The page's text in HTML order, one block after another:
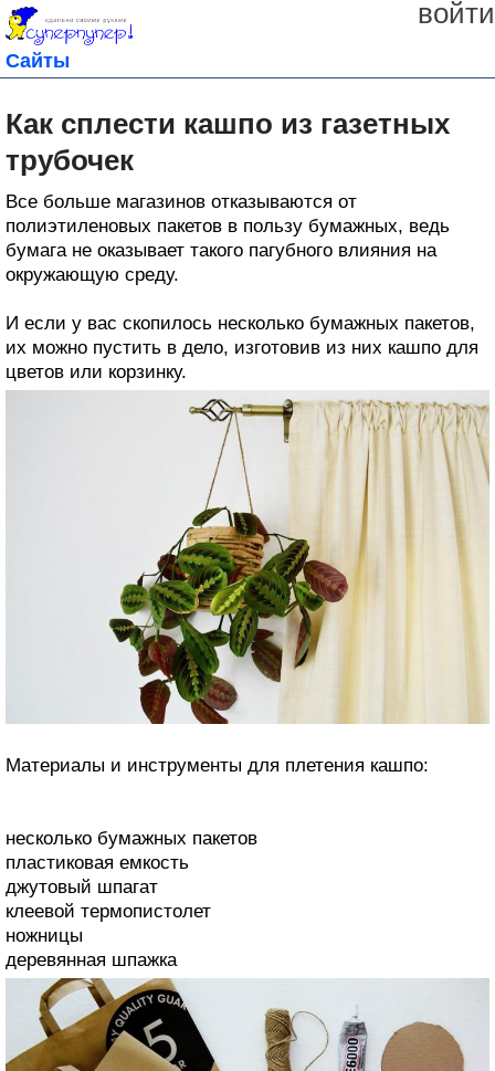
войти
Сайты
Как сплести кашпо из газетных
трубочек
Все больше магазинов отказываются от
полиэтиленовых пакетов в пользу бумажных, ведь
бумага не оказывает такого пагубного влияния на
окружающую среду.
И если у вас скопилось несколько бумажных пакетов,
их можно пустить в дело, изготовив из них кашпо для
цветов или корзинку.
Материалы и инструменты для плетения кашпо:
несколько бумажных пакетов
пластиковая емкость
джутовый шпагат
клеевой термопистолет
ножницы
деревянная шпажка